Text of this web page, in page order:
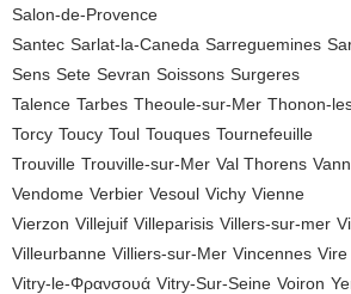
Salon-de-Provence
Santec Sarlat-la-Caneda Sarreguemines
Sens Sete Sevran Soissons Surgeres
Talence Tarbes Theoule-sur-Mer Thonon-
Torcy Toucy Toul Touques Tournefeuille
Trouville Trouville-sur-Mer Val Thorens
Vendome Verbier Vesoul Vichy Vienne
Vierzon Villejuif Villeparisis Villers-sur-mer
Villeurbanne Villiers-sur-Mer Vincennes Vire
Vitry-le-Φρανσουά Vitry-Sur-Seine Voiron